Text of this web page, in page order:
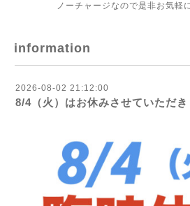
ノーチャージなので是非お気軽
information
2026-08-02 21:12:00
8/4（火）はお休みさせていただき